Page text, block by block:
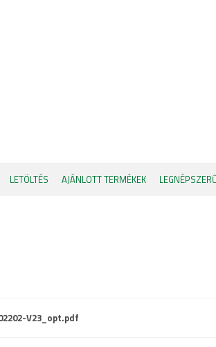
LETÖLTÉS AJÁNLOTT TERMÉKEK
V23_opt.pdf